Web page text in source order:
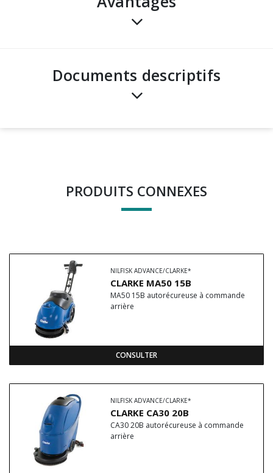
Documents descriptifs
PRODUITS CONNEXES
NILFISK ADVANCE/CLARKE*
CLARKE MA50 15B
MA50 15B autorécureuse à commande
arrière
CONSULTER
NILFISK ADVANCE/CLARKE*
CLARKE CA30 20B
CA30 20B autorécureuse à commande
arrière